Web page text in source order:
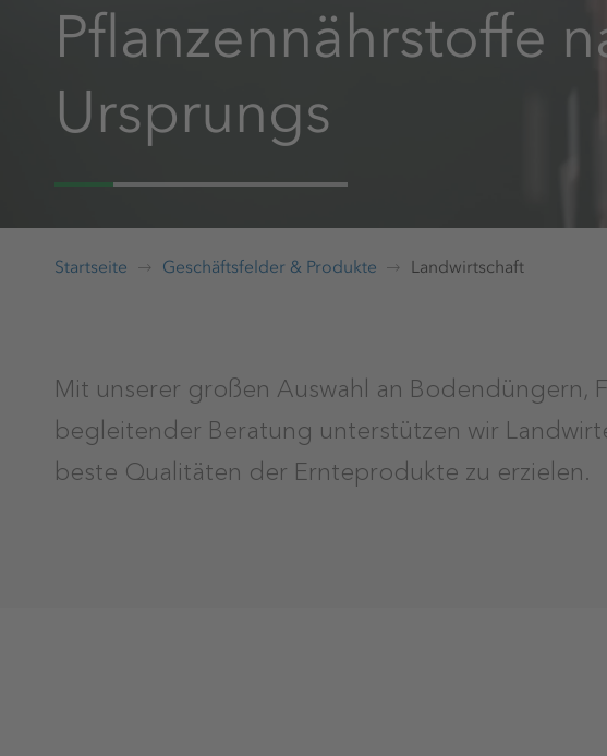
Pflanzennährstoffe
Ursprungs
Startseite Geschäftsfelder & Produkte Landwirtschaft
Mit unserer großen Auswahl an Bodendüngern,
begleitender Beratung unterstützen wir
beste Qualitäten der Ernteprodukte zu erzielen.